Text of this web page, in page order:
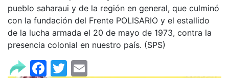
pueblo saharaui y de la región en general, que culminó
con la fundación del Frente POLISARIO y el estallido
de la lucha armada el 20 de mayo de 1973, contra la
presencia colonial en nuestro país. (SPS)
Facebook
Twitter